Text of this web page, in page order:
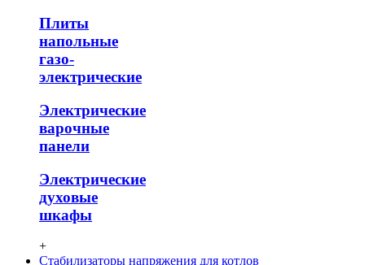
Плиты
напольные
газо-
электрические
Электрические
варочные
панели
Электрические
духовые
шкафы
+
Стабилизаторы напряжения для котлов